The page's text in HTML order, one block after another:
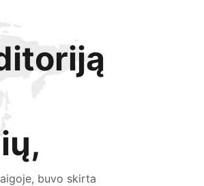
buvo skirta